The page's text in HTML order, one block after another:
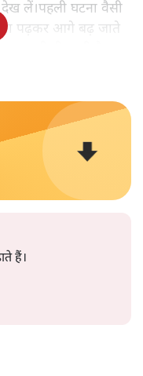
लें।पहली घटना वैसी
पढ़कर आगे बढ़ जाते
आती ही रहती है।
हैं।